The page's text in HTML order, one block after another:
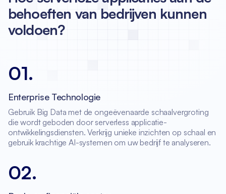
behoeften van bedrijven kunnen
voldoen?
01.
Enterprise Technologie
Gebruik Big Data met de ongeëvenaarde schaalvergroting
die wordt geboden door serverless applicatie-
ontwikkelingsdiensten. Verkrijg unieke inzichten op schaal en
gebruik krachtige AI-systemen om uw bedrijf te analyseren.
02.